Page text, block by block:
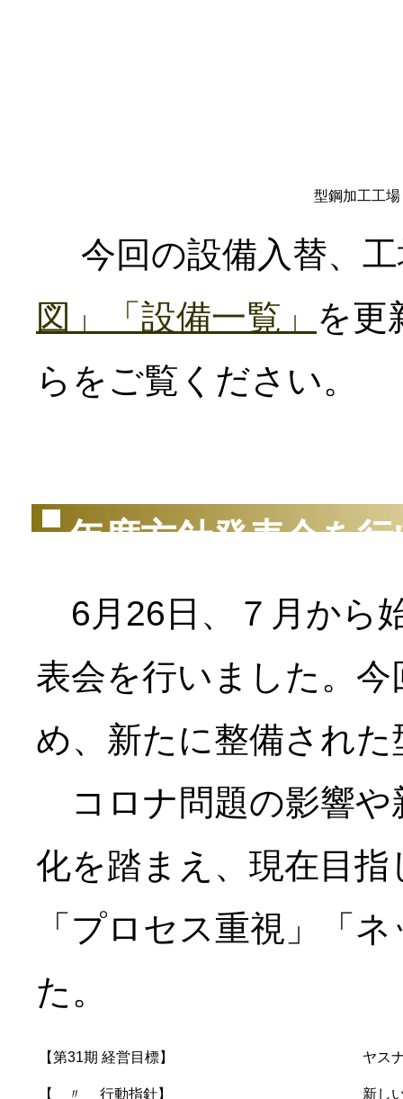
型鋼加工工場
今回の設備入替、工
図」
「設備一覧」 を更
らをご覧ください。
年度方針発表会を
6月26日、７月から
表会を行いました。
め、新たに整備され
コロナ問題の影響や
化を踏まえ、現在目
「プロセス重視」「
た。
【第31期 経営目標】 ヤス
【 〃 行動指針】 新し